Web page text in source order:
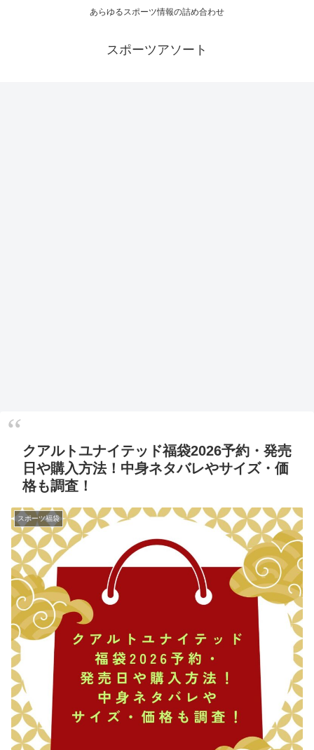
あらゆるスポーツ情報の詰め合わせ
スポーツアソート
クアルトユナイテッド福袋2026予約・発売
日や購入方法！中身ネタバレやサイズ・価
格も調査！
スポーツ福袋